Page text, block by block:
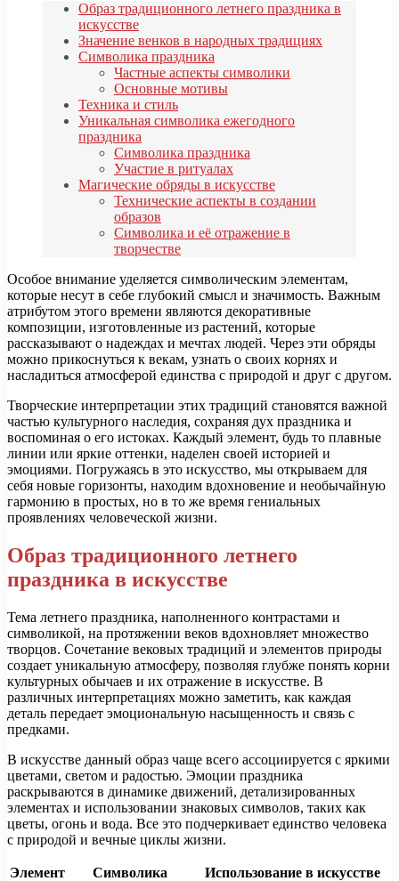
Образ традиционного летнего праздника в
искусстве
Значение венков в народных традициях
Символика праздника
Частные аспекты символики
Основные мотивы
Техника и стиль
Уникальная символика ежегодного
праздника
Символика праздника
Участие в ритуалах
Магические обряды в искусстве
Технические аспекты в создании
образов
Символика и её отражение в
творчестве
Особое внимание уделяется символическим элементам,
которые несут в себе глубокий смысл и значимость. Важным
атрибутом этого времени являются декоративные
композиции, изготовленные из растений, которые
рассказывают о надеждах и мечтах людей. Через эти обряды
можно прикоснуться к векам, узнать о своих корнях и
насладиться атмосферой единства с природой и друг с другом.
Творческие интерпретации этих традиций становятся важной
частью культурного наследия, сохраняя дух праздника и
воспоминая о его истоках. Каждый элемент, будь то плавные
линии или яркие оттенки, наделен своей историей и
эмоциями. Погружаясь в это искусство, мы открываем для
себя новые горизонты, находим вдохновение и необычайную
гармонию в простых, но в то же время гениальных
проявлениях человеческой жизни.
Образ традиционного летнего
праздника в искусстве
Тема летнего праздника, наполненного контрастами и
символикой, на протяжении веков вдохновляет множество
творцов. Сочетание вековых традиций и элементов природы
создает уникальную атмосферу, позволяя глубже понять корни
культурных обычаев и их отражение в искусстве. В
различных интерпретациях можно заметить, как каждая
деталь передает эмоциональную насыщенность и связь с
предками.
В искусстве данный образ чаще всего ассоциируется с яркими
цветами, светом и радостью. Эмоции праздника
раскрываются в динамике движений, детализированных
элементах и использовании знаковых символов, таких как
цветы, огонь и вода. Все это подчеркивает единство человека
с природой и вечные циклы жизни.
Элемент Символика Использование в искусстве